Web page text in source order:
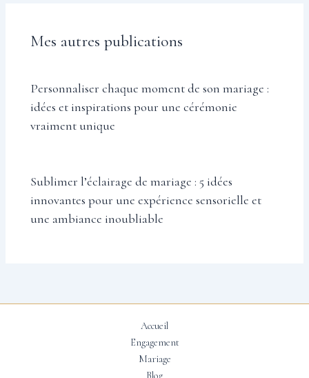
Mes autres publications
Personnaliser chaque moment de son mariage :
idées et inspirations pour une cérémonie
vraiment unique
Sublimer l’éclairage de mariage : 5 idées
innovantes pour une expérience sensorielle et
une ambiance inoubliable
Accueil
Engagement
Mariage